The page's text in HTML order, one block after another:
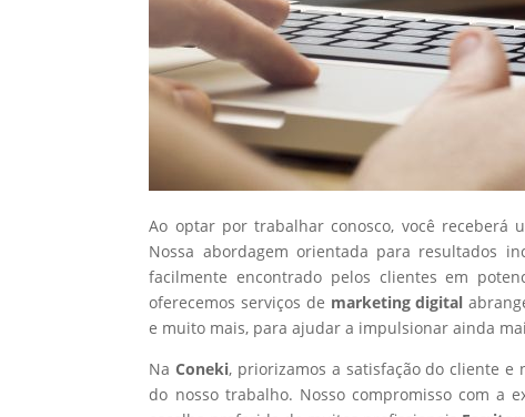
Ao optar por trabalhar conosco, você
Nossa abordagem orientada para resultados
facilmente encontrado pelos clientes em
oferecemos serviços de marketing digital
e muito mais, para ajudar a impulsionar ainda
NaConeki, priorizamos a satisfação do cliente e
do nosso trabalho. Nosso compromisso com a